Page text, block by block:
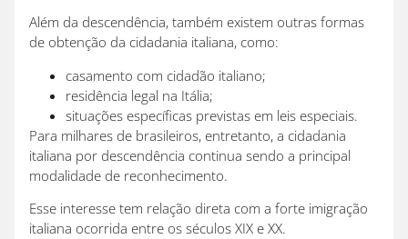
Além da descendência, também existem outras formas
de obtenção da cidadania italiana, como:
casamento com cidadão italiano;
residência legal na Itália;
situações específicas previstas em leis especiais.
Para milhares de brasileiros, entretanto, a cidadania
italiana por descendência continua sendo a principal
modalidade de reconhecimento.
Esse interesse tem relação direta com a forte imigração
italiana ocorrida entre os séculos XIX e XX.